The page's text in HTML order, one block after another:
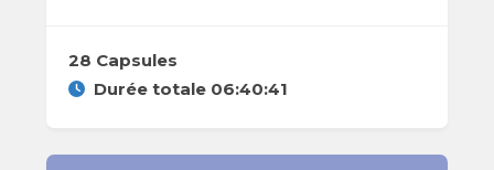
28 Capsules
Durée totale 06:40:41